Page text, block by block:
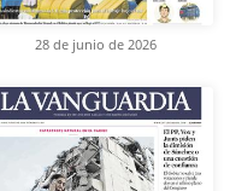
28 de junio de 2026